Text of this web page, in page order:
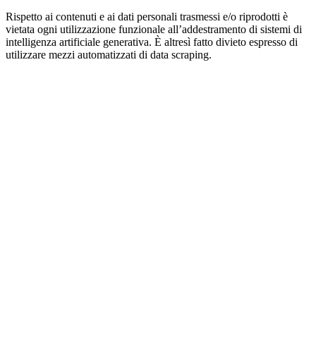
Rispetto ai contenuti e ai dati personali trasmessi e/o riprodotti è
vietata ogni utilizzazione funzionale all’addestramento di sistemi di
intelligenza artificiale generativa. È altresì fatto divieto espresso di
utilizzare mezzi automatizzati di data scraping.